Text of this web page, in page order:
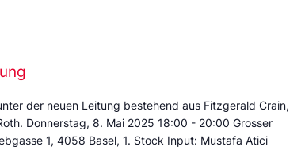
der neuen Leitung bestehend aus Fitzgerald Crain,
Donnerstag, 8. Mai 2025 18:00 - 20:00 Grosser
1, 4058 Basel, 1. Stock Input: Mustafa Atici